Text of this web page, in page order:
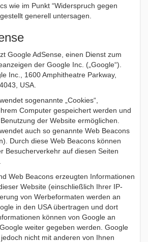
wie im Punkt “Widerspruch gegen
generell untersagen.
Google AdSense, einen Dienst zum
der Google Inc. („Google“).
Inc., 1600 Amphitheatre Parkway,
USA.
sogenannte „Cookies“,
Computer gespeichert werden und
der Website ermöglichen.
auch so genannte Web Beacons
Durch diese Web Beacons können
Besucherverkehr auf diesen Seiten
Web Beacons erzeugten Informationen
Website (einschließlich Ihrer IP-
von Werbeformaten werden an
in den USA übertragen und dort
können von Google an
weiter gegeben werden. Google
nicht mit anderen von Ihnen